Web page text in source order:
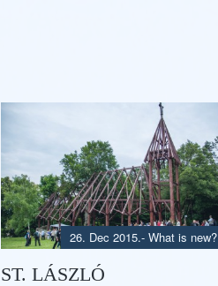
- What is new?
26. Dec 2015.
ST. LÁSZLÓ